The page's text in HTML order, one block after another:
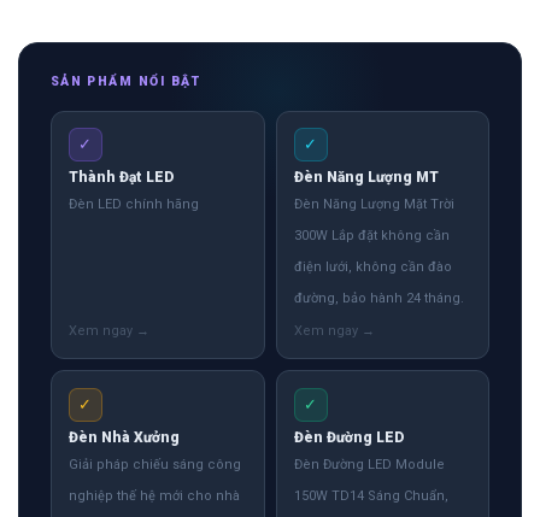
SẢN PHẨM NỔI BẬT
✓
Thành Đạt LED
Đèn LED chính hãng
✓
Đèn Năng Lượng MT
Đèn Năng Lượng Mặt Trời
300W Lắp đặt không cần
điện lưới, không cần đào
đường, bảo hành 24 tháng.
✓
Đèn Nhà Xưởng
Giải pháp chiếu sáng công
nghiệp thế hệ mới cho nhà
✓
Đèn Đường LED
Đèn Đường LED Module
150W TD14 Sáng Chuẩn,